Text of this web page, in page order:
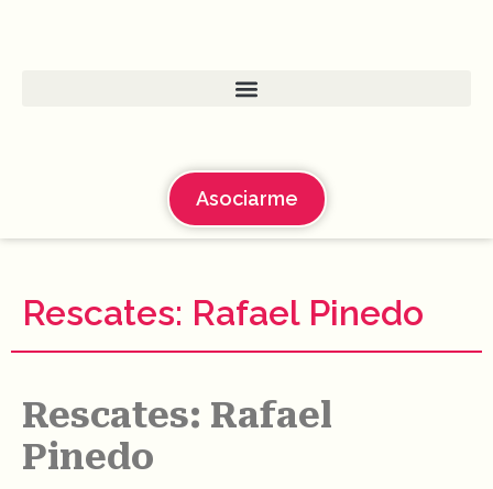
Asociarme
Rescates: Rafael Pinedo
Rescates: Rafael
Pinedo